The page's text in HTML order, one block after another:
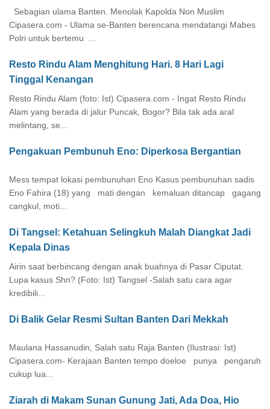
Sebagian ulama Banten. Menolak Kapolda Non Muslim
Cipasera.com - Ulama se-Banten berencana mendatangi Mabes
Polri untuk bertemu ...
Resto Rindu Alam Menghitung Hari. 8 Hari Lagi
Tinggal Kenangan
Resto Rindu Alam (foto: Ist) Cipasera.com - Ingat Resto Rindu
Alam yang berada di jalur Puncak, Bogor? Bila tak ada aral
melintang, se...
Pengakuan Pembunuh Eno: Diperkosa Bergantian
Mess tempat lokasi pembunuhan Eno Kasus pembunuhan sadis
Eno Fahira (18) yang mati dengan kemaluan ditancap gagang
cangkul, moti...
Di Tangsel: Ketahuan Selingkuh Malah Diangkat Jadi
Kepala Dinas
Airin saat berbincang dengan anak buahnya di Pasar Ciputat.
Lupa kasus Shn? (Foto: Ist) Tangsel -Salah satu cara agar
kredibili...
Di Balik Gelar Resmi Sultan Banten Dari Mekkah
Maulana Hassanudin, Salah satu Raja Banten (Ilustrasi: Ist)
Cipasera.com- Kerajaan Banten tempo doeloe punya pengaruh
cukup lua...
Ziarah di Makam Sunan Gunung Jati, Ada Doa, Hio